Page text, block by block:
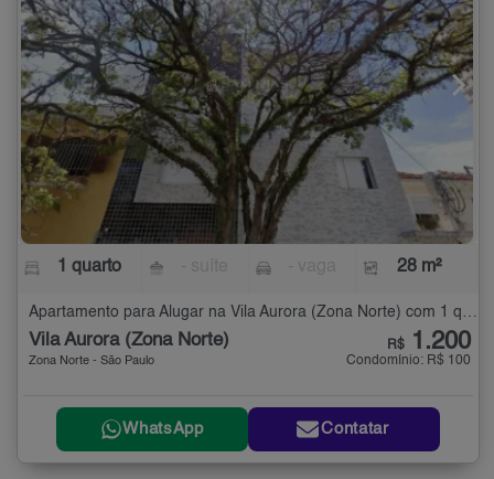
1 quarto 28 m²
Vila Aurora (Zona Norte)
Zona Norte - São Paulo
R$ 1.200
Condomínio: R$ 100
WhatsApp Contatar